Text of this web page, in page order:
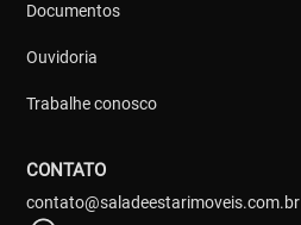
Documentos
Ouvidoria
Trabalhe conosco
CONTATO
contato@saladeestarimoveis.com.br